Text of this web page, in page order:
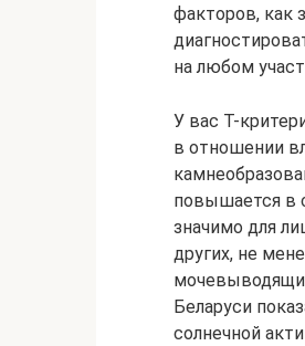
факторов, как
на любом
У вас Т-
в отношении
повышается в
значимо для
других, не
Беларуси
солнечной